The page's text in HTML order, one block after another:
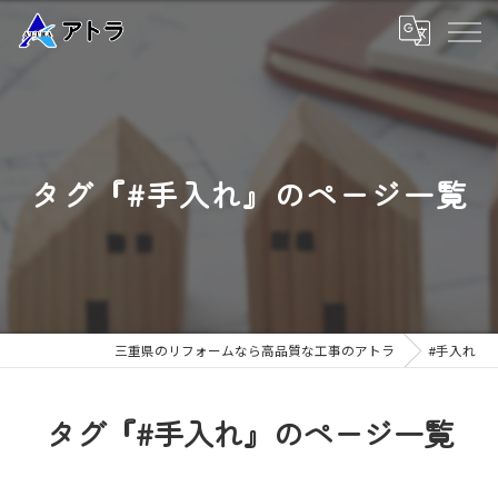
タグ『#手入れ』のページ一覧
三重県のリフォームなら高品質な工事のアトラ #手入れ
タグ『#手入れ』のページ一覧